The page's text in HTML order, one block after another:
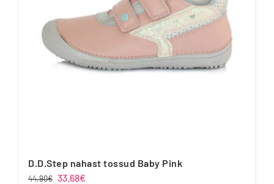
D.D.Step nahast tossud Baby Pink
44.90€ Algne
33.68€